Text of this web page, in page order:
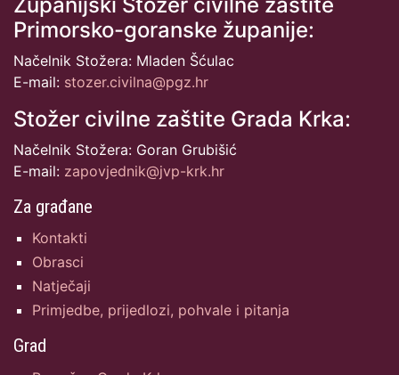
Primorsko-goranske županije:
Načelnik Stožera: Mladen Šćulac
E-mail: stozer.civilna@pgz.hr
Stožer civilne zaštite Grada Krka:
Načelnik Stožera: Goran Grubišić
E-mail: zapovjednik@jvp-krk.hr
Za građane
Kontakti
Obrasci
Natječaji
Primjedbe, prijedlozi, pohvale i pitanja
Grad